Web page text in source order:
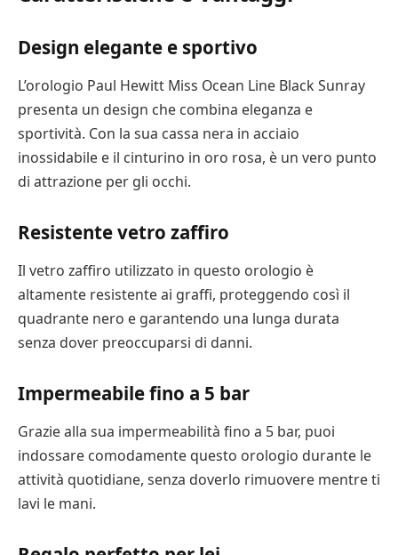
Design elegante e sportivo
L’orologio Paul Hewitt Miss Ocean Line Black Sunray
presenta un design che combina eleganza e
sportività. Con la sua cassa nera in acciaio
inossidabile e il cinturino in oro rosa, è un vero punto
di attrazione per gli occhi.
Resistente vetro zaffiro
Il vetro zaffiro utilizzato in questo orologio è
altamente resistente ai graffi, proteggendo così il
quadrante nero e garantendo una lunga durata
senza dover preoccuparsi di danni.
Impermeabile fino a 5 bar
Grazie alla sua impermeabilità fino a 5 bar, puoi
indossare comodamente questo orologio durante le
attività quotidiane, senza doverlo rimuovere mentre ti
lavi le mani.